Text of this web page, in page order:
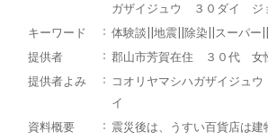
ガザイジュウ ３０ダイ ジ
キーワード
体験談||地震||除染||スーパー
提供者
郡山市芳賀在住 ３０代 女
提供者よみ
コオリヤマシハガザイジュ
イ
資料概要
震災後は、うすい百貨店は建